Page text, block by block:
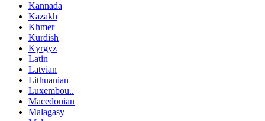
Kannada
Kazakh
Khmer
Kurdish
Kyrgyz
Latin
Latvian
Lithuanian
Luxembou..
Macedonian
Malagasy